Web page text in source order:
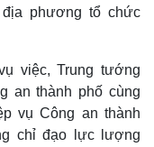
phương tổ chức
việc, Trung tướng
an thành phố cùng
vụ Công an thành
chỉ đạo lực lượng